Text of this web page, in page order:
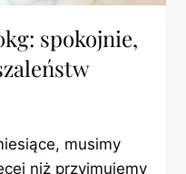
spokojnie,
musimy
niż przyjmujemy